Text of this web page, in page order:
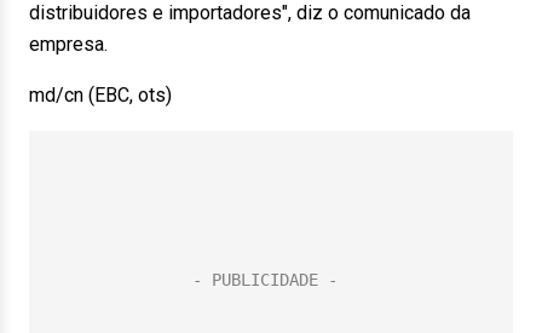
distribuidores e importadores", diz o comunicado da
empresa.
md/cn (EBC, ots)